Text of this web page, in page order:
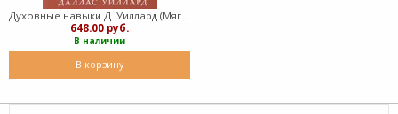
648.00 руб.
В наличии
В корзину